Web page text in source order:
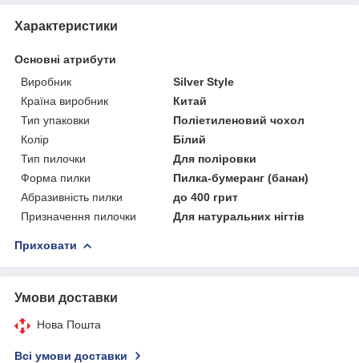
Характеристики
Основні атрибути
Виробник
Silver Style
Країна виробник
Китай
Тип упаковки
Поліетиленовий чохол
Колір
Білий
Тип пилочки
Для поліровки
Форма пилки
Пилка-бумеранг (банан)
Абразивність пилки
до 400 грит
Призначення пилочки
Для натуральних нігтів
Приховати
Умови доставки
Нова Пошта
Всі умови доставки